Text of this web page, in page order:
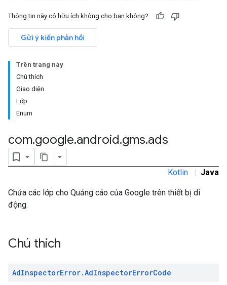
Thông tin này có hữu ích không cho bạn không?
Gửi ý kiến phản hồi
Trên trang này
Chú thích
Giao diện
Lớp
Enum
com.google.android.gms.ads
Kotlin | Java
Chứa các lớp cho Quảng cáo của Google trên thiết bị di
động.
Chú thích
AdInspectorError.AdInspectorErrorCode